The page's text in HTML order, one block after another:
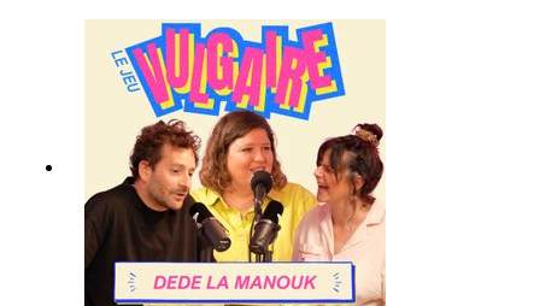
michel.fr/Spectacles/pourquoi-pourquoi/
cambriolage, la première manche est serrée. La
suite dans deux jours.